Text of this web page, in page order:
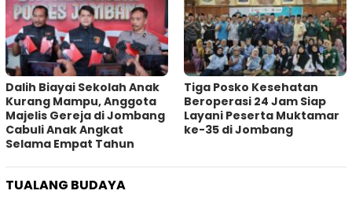
Dalih Biayai Sekolah Anak
Kurang Mampu, Anggota
Majelis Gereja di Jombang
Cabuli Anak Angkat
Selama Empat Tahun
Tiga Posko Kesehatan
Beroperasi 24 Jam Siap
Layani Peserta Muktamar
ke-35 di Jombang
TUALANG BUDAYA